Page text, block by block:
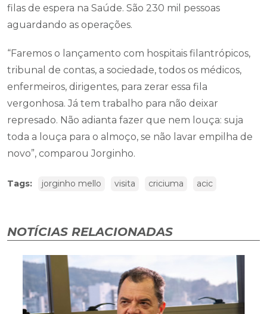
filas de espera na Saúde. São 230 mil pessoas
aguardando as operações.
“Faremos o lançamento com hospitais filantrópicos,
tribunal de contas, a sociedade, todos os médicos,
enfermeiros, dirigentes, para zerar essa fila
vergonhosa. Já tem trabalho para não deixar
represado. Não adianta fazer que nem louça: suja
toda a louça para o almoço, se não lavar empilha de
novo”, comparou Jorginho.
Tags: jorginho mello visita criciuma acic
NOTÍCIAS RELACIONADAS